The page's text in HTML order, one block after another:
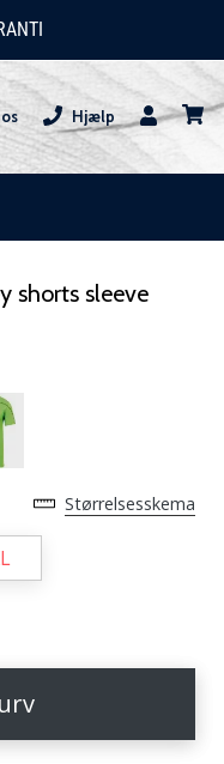
Hjælp
Bruger
shorts sleeve
Størrelsesskema